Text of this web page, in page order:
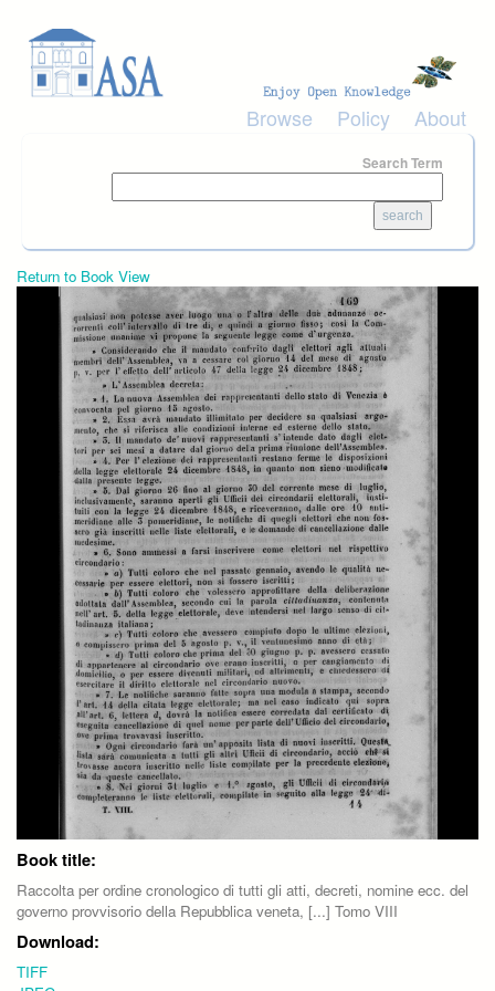
Browse Policy About
Search Term
Return to Book View
Book title:
Raccolta per ordine cronologico di tutti gli atti, decreti, nomine ecc. del
governo provvisorio della Repubblica veneta, [...] Tomo VIII
Download:
TIFF